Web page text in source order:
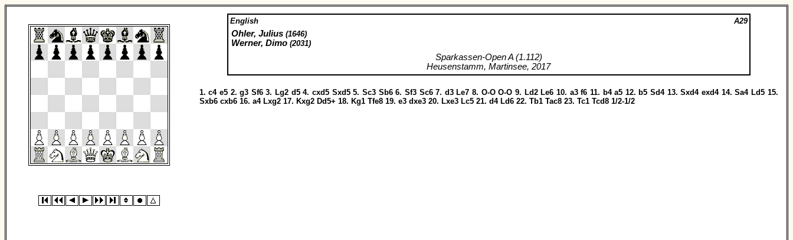
English A29
Ohler, Julius(1646)
Werner, Dimo(2031)
Sparkassen-Open A (1.112)
Heusenstamm, Martinsee, 2017
1.c4 e52.g3 Sf63.Lg2 d54.cxd5 Sxd55. Sc3 Sb66. Sf3 Sc67. d3 Le7 8. O-O O-O 9. Ld2 Le6 10. a3 f6 11. b4 a5 12.b5 Sd413.Sxd4 exd414.Sa4 Ld515.
Sxb6 cxb616. a4 Lxg217. Kxg2 Dd5+ 18. Kg1 Tfe819. e3 dxe320. Lxe3 Lc521. d4 Ld622. Tb1 Tac823. Tc1 Tcd8 1/2-1/2